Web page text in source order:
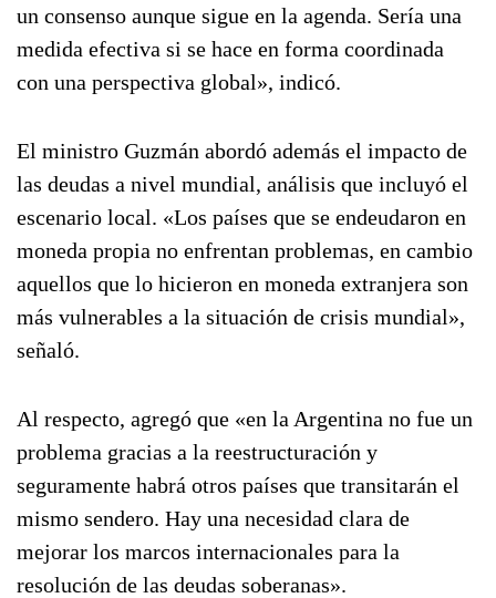
un consenso aunque sigue en la agenda. Sería una
medida efectiva si se hace en forma coordinada
con una perspectiva global», indicó.
El ministro Guzmán abordó además el impacto de
las deudas a nivel mundial, análisis que incluyó el
escenario local. «Los países que se endeudaron en
moneda propia no enfrentan problemas, en cambio
aquellos que lo hicieron en moneda extranjera son
más vulnerables a la situación de crisis mundial»,
señaló.
Al respecto, agregó que «en la Argentina no fue un
problema gracias a la reestructuración y
seguramente habrá otros países que transitarán el
mismo sendero. Hay una necesidad clara de
mejorar los marcos internacionales para la
resolución de las deudas soberanas».